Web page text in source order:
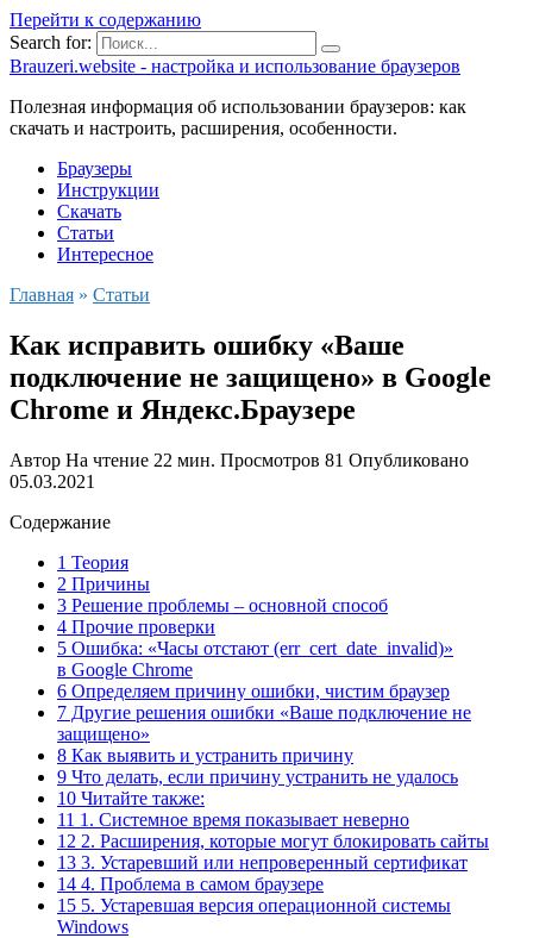
Перейти к содержанию
Search for:
Brauzeri.website - настройка и использование браузеров
Полезная информация об использовании браузеров: как
скачать и настроить, расширения, особенности.
Браузеры
Инструкции
Скачать
Статьи
Интересное
Главная » Статьи
Как исправить ошибку «Ваше
подключение не защищено» в Google
Chrome и Яндекс.Браузере
Автор На чтение 22 мин. Просмотров 81 Опубликовано
05.03.2021
Содержание
1 Теория
2 Причины
3 Решение проблемы – основной способ
4 Прочие проверки
5 Ошибка: «Часы отстают (err_cert_date_invalid)»
в Google Chrome
6 Определяем причину ошибки, чистим браузер
7 Другие решения ошибки «Ваше подключение не
защищено»
8 Как выявить и устранить причину
9 Что делать, если причину устранить не удалось
10 Читайте также:
11 1. Системное время показывает неверно
12 2. Расширения, которые могут блокировать сайты
13 3. Устаревший или непроверенный сертификат
14 4. Проблема в самом браузере
15 5. Устаревшая версия операционной системы
Windows